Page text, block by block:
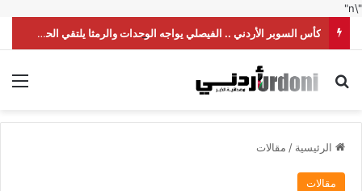
"\n"
كأس السوبر الأردني .. الفيصلي يواجه الوحدات والرمثا يلتقي الحسين
بحث عن
الرئيسية / مقالات
مقالات